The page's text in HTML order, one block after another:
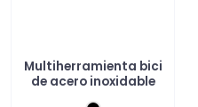
Multiherramienta bici
de acero inoxidable